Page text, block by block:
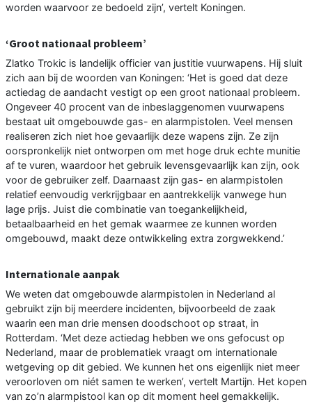
worden waarvoor ze bedoeld zijn’, vertelt Koningen.
‘Groot nationaal probleem’
Zlatko Trokic is landelijk officier van justitie vuurwapens. Hij sluit
zich aan bij de woorden van Koningen: ‘Het is goed dat deze
actiedag de aandacht vestigt op een groot nationaal probleem.
Ongeveer 40 procent van de inbeslaggenomen vuurwapens
bestaat uit omgebouwde gas- en alarmpistolen. Veel mensen
realiseren zich niet hoe gevaarlijk deze wapens zijn. Ze zijn
oorspronkelijk niet ontworpen om met hoge druk echte munitie
af te vuren, waardoor het gebruik levensgevaarlijk kan zijn, ook
voor de gebruiker zelf. Daarnaast zijn gas- en alarmpistolen
relatief eenvoudig verkrijgbaar en aantrekkelijk vanwege hun
lage prijs. Juist die combinatie van toegankelijkheid,
betaalbaarheid en het gemak waarmee ze kunnen worden
omgebouwd, maakt deze ontwikkeling extra zorgwekkend.’
Internationale aanpak
We weten dat omgebouwde alarmpistolen in Nederland al
gebruikt zijn bij meerdere incidenten, bijvoorbeeld de zaak
waarin een man drie mensen doodschoot op straat, in
Rotterdam. ‘Met deze actiedag hebben we ons gefocust op
Nederland, maar de problematiek vraagt om internationale
wetgeving op dit gebied. We kunnen het ons eigenlijk niet meer
veroorloven om niét samen te werken’, vertelt Martijn. Het kopen
van zo’n alarmpistool kan op dit moment heel gemakkelijk.